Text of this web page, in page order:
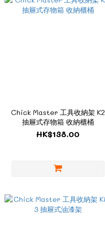
Chick Master 工具收納架 K2
抽屜式存物箱 收納櫃桶
HK$138.00